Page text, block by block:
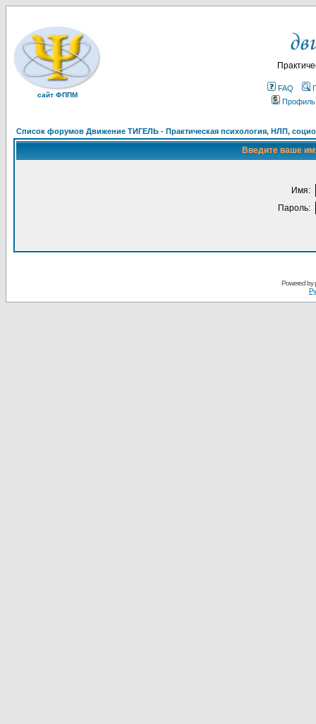
сайт ФППМ
FAQ
Профиль
Список форумов Движение ТИГЕЛЬ - Практическая психология, НЛП,
Введите ваше
Имя:
Пароль:
Powered by